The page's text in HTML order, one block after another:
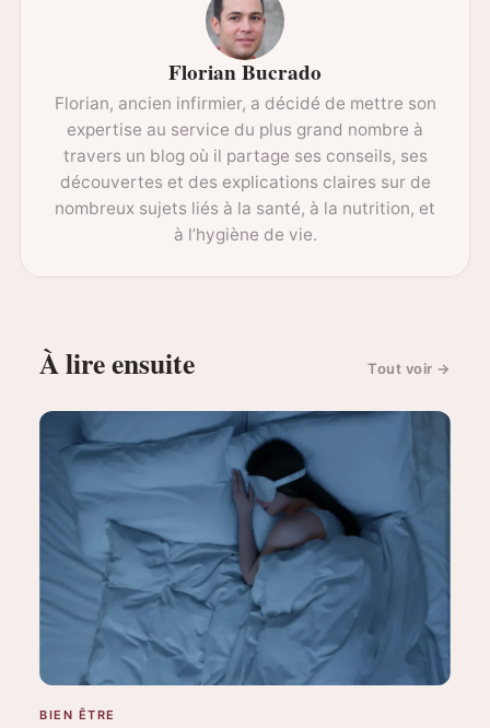
Florian Bucrado
Florian, ancien infirmier, a décidé de mettre son
expertise au service du plus grand nombre à
travers un blog où il partage ses conseils, ses
découvertes et des explications claires sur de
nombreux sujets liés à la santé, à la nutrition, et
à l’hygiène de vie.
À lire ensuite Tout voir →
BIEN ÊTRE